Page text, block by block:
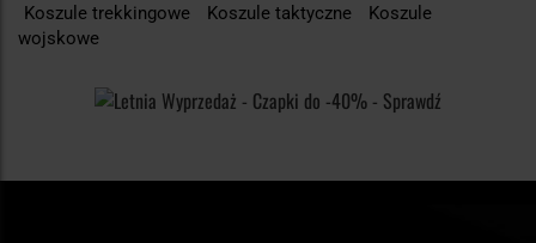
Koszule trekkingowe
Koszule taktyczne
Koszule
wojskowe